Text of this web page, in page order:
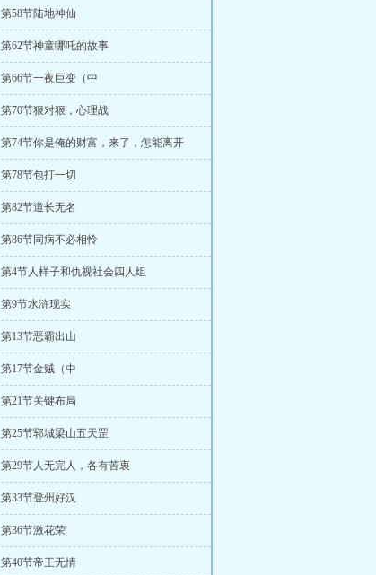
第58节陆地神仙
第62节神童哪吒的故事
第66节一夜巨变（中
第70节狠对狠，心理战
第74节你是俺的财富，来了，怎能离开
第78节包打一切
第82节道长无名
第86节同病不必相怜
第4节人样子和仇视社会四人组
第9节水浒现实
第13节恶霸出山
第17节金贼（中
第21节关键布局
第25节郓城梁山五天罡
第29节人无完人，各有苦衷
第33节登州好汉
第36节激花荣
第40节帝王无情